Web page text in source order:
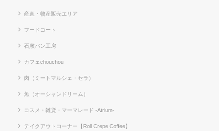
産直・物産販売エリア
フードコート
石窯パン工房
カフェchouchou
肉（ミートマルシェ・セラ）
魚（オーシャンドリーム）
コスメ・雑貨・マーマレード -Atrium-
テイクアウトコーナー【Roll Crepe Coffee】